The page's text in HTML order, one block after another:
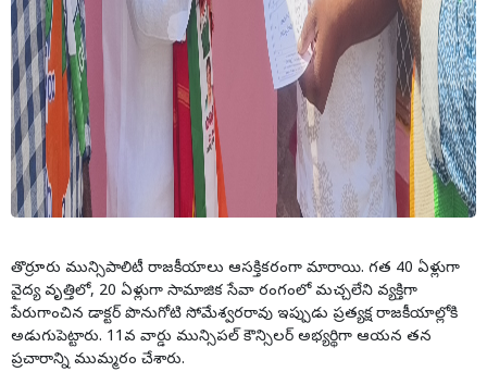
తొర్రూరు మున్సిపాలిటీ రాజకీయాలు ఆసక్తికరంగా మారాయి. గత 40 ఏళ్లుగా
వైద్య వృత్తిలో, 20 ఏళ్లుగా సామాజిక సేవా రంగంలో మచ్చలేని వ్యక్తిగా
పేరుగాంచిన డాక్టర్ పొనుగోటి సోమేశ్వరరావు ఇప్పుడు ప్రత్యక్ష రాజకీయాల్లోకి
అడుగుపెట్టారు. 11వ వార్డు మున్సిపల్ కౌన్సిలర్ అభ్యర్థిగా ఆయన తన
ప్రచారాన్ని ముమ్మరం చేశారు.